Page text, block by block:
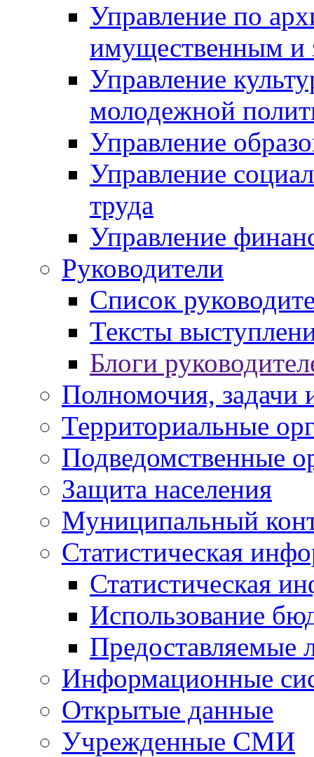
Управление по
имущественным и
Управление
молодежной
Управление
Управление
труда
Управление
Руководители
Список
Тексты
Блоги
Полномочия, задачи
Территориальные
Подведомственные
Защита населения
Муниципальный
Статистическая
Статистическая
Использование
Предоставляемые
Информационные
Открытые данные
Учрежденные СМИ